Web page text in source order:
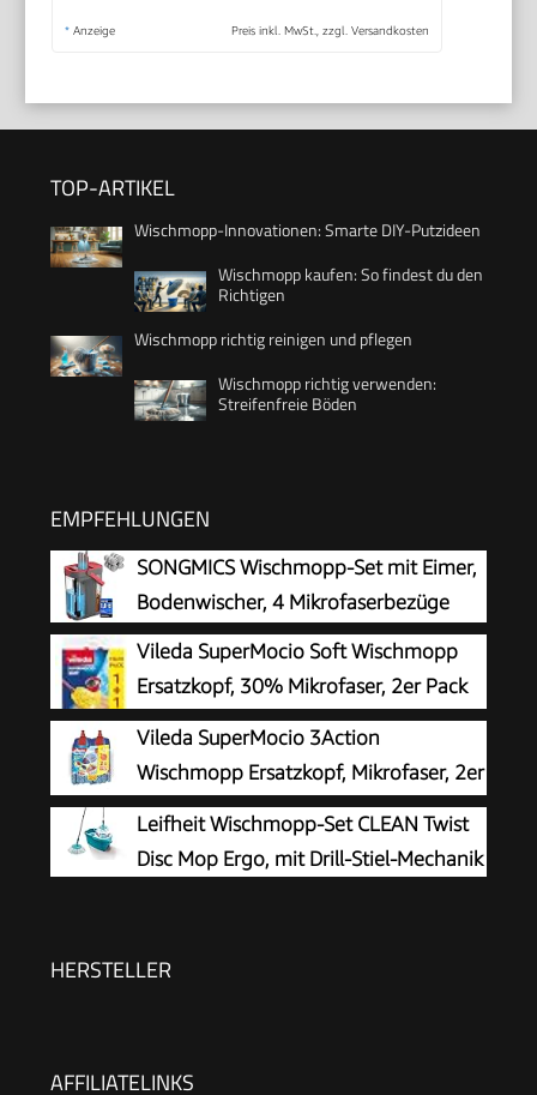
* Anzeige Preis inkl. MwSt., zzgl. Versandkosten
TOP-ARTIKEL
Wischmopp-Innovationen: Smarte DIY-Putzideen
Wischmopp kaufen: So findest du den
Richtigen
Wischmopp richtig reinigen und pflegen
Wischmopp richtig verwenden:
Streifenfreie Böden
EMPFEHLUNGEN
SONGMICS Wischmopp-Set mit Eimer,
Bodenwischer, 4 Mikrofaserbezüge
Vileda SuperMocio Soft Wischmopp
Ersatzkopf, 30% Mikrofaser, 2er Pack
Vileda SuperMocio 3Action
Wischmopp Ersatzkopf, Mikrofaser, 2er
Pack
Leifheit Wischmopp-Set CLEAN Twist
Disc Mop Ergo, mit Drill-Stiel-Mechanik
HERSTELLER
AFFILIATELINKS